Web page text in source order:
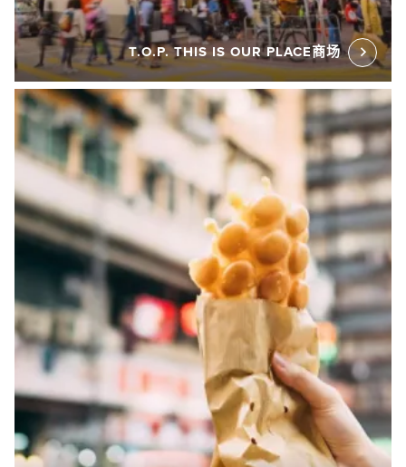
T.O.P. THIS IS OUR PLACE商场